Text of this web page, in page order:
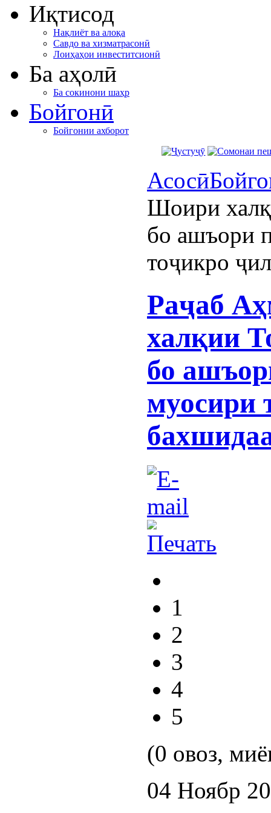
Иқтисод
Нақлиёт ва алоқа
Савдо ва хизматрасонӣ
Лоиҳаҳои инвеститсионӣ
Ба аҳолӣ
Ба сокинони шаҳр
Бойгонӣ
Бойгонии ахборот
Асосӣ
Шоири
бо ашъори
тоҷикро
Раҷаб
халқии
бо
муосири
1
2
3
4
5
(0 овоз,
04 Ноябр